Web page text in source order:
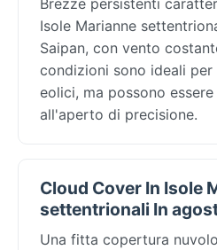
Isole Marianne
Saipan, con vento
condizioni sono ideali
eolici, ma possono
all'aperto di precisione.
Cloud Cover In Isole
settentrionali In
Una fitta copertura